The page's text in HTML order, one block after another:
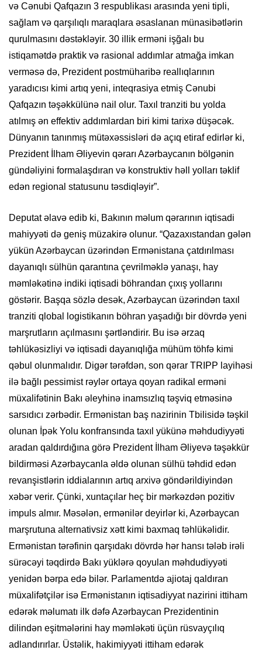
və Cənubi Qafqazın 3 respublikası arasında yeni tipli,
sağlam və qarşılıqlı maraqlara əsaslanan münasibətlərin
qurulmasını dəstəkləyir. 30 illik erməni işğalı bu
istiqamətdə praktik və rasional addımlar atmağa imkan
verməsə də, Prezident postmüharibə reallıqlarının
yaradıcısı kimi artıq yeni, inteqrasiya etmiş Cənubi
Qafqazın təşəkkülünə nail olur. Taxıl tranziti bu yolda
atılmış ən effektiv addımlardan biri kimi tarixə düşəcək.
Dünyanın tanınmış mütəxəssisləri də açıq etiraf edirlər ki,
Prezident İlham Əliyevin qərarı Azərbaycanın bölgənin
gündəliyini formalaşdıran və konstruktiv həll yolları təklif
edən regional statusunu təsdiqləyir”.
Deputat əlavə edib ki, Bakının məlum qərarının iqtisadi
mahiyyəti də geniş müzakirə olunur. “Qazaxıstandan gələn
yükün Azərbaycan üzərindən Ermənistana çatdırılması
dayanıqlı sülhün qarantına çevrilməklə yanaşı, hay
məmləkətinə indiki iqtisadi böhrandan çıxış yollarını
göstərir. Başqa sözlə desək, Azərbaycan üzərindən taxıl
tranziti qlobal logistikanın böhran yaşadığı bir dövrdə yeni
marşrutların açılmasını şərtləndirir. Bu isə ərzaq
təhlükəsizliyi və iqtisadi dayanıqlığa mühüm töhfə kimi
qəbul olunmalıdır. Digər tərəfdən, son qərar TRIPP layihəsi
ilə bağlı pessimist rəylər ortaya qoyan radikal erməni
müxalifətinin Bakı əleyhinə inamsızlıq təşviq etməsinə
sarsıdıcı zərbədir. Ermənistan baş nazirinin Tbilisidə təşkil
olunan İpək Yolu konfransında taxıl yükünə məhdudiyyəti
aradan qaldırdığına görə Prezident İlham Əliyevə təşəkkür
bildirməsi Azərbaycanla əldə olunan sülhü təhdid edən
revanşistlərin iddialarının artıq arxivə göndərildiyindən
xəbər verir. Çünki, xuntaçılar heç bir mərkəzdən pozitiv
impuls almır. Məsələn, ermənilər deyirlər ki, Azərbaycan
marşrutuna alternativsiz xətt kimi baxmaq təhlükəlidir.
Ermənistan tərəfinin qarşıdakı dövrdə hər hansı tələb irəli
sürəcəyi təqdirdə Bakı yüklərə qoyulan məhdudiyyəti
yenidən bərpa edə bilər. Parlamentdə ajiotaj qaldıran
müxalifətçilər isə Ermənistanın iqtisadiyyat nazirini ittiham
edərək məlumatı ilk dəfə Azərbaycan Prezidentinin
dilindən eşitmələrini hay məmləkəti üçün rüsvayçılıq
adlandırırlar. Üstəlik, hakimiyyəti ittiham edərək